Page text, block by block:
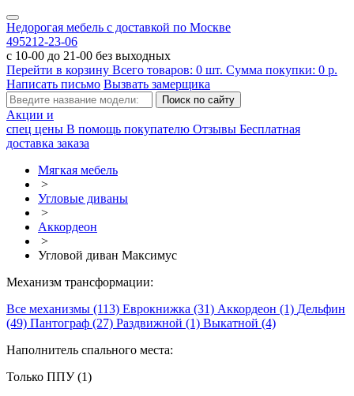
Недорогая мебель с доставкой по Москве
495212-23-06
с 10-00 до 21-00 без выходных
Перейти в корзину Всего товаров: 0 шт. Сумма покупки: 0 р.
Написать письмо Вызвать замерщика
Акции и
спец цены В помощь покупателю Отзывы Бесплатная
доставка заказа
Мягкая мебель
>
Угловые диваны
>
Аккордеон
>
Угловой диван Максимус
Механизм трансформации:
Все механизмы (113) Еврокнижка (31) Аккордеон (1) Дельфин
(49) Пантограф (27) Раздвижной (1) Выкатной (4)
Наполнитель спального места:
Только ППУ (1)